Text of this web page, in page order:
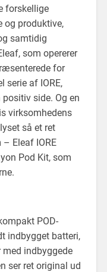
forskellige
og produktive,
samtidig
som opererer
for
serie af IORE,
side. Og en
virksomhedens
så et ret
Eleaf IORE
Pod Kit, som
POD-
indbygget batteri,
indbyggede
ser ret original ud